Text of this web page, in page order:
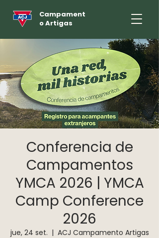
Campament
o Artigas
Conferencia de
Campamentos
YMCA 2026 | YMCA
Camp Conference
2026
jue, 24 set.
  |
ACJ Campamento Artigas